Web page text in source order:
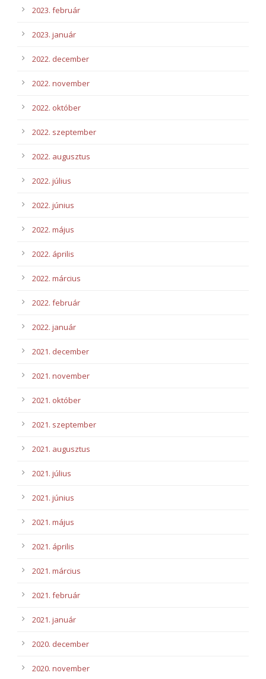
2023. február
2023. január
2022. december
2022. november
2022. október
2022. szeptember
2022. augusztus
2022. július
2022. június
2022. május
2022. április
2022. március
2022. február
2022. január
2021. december
2021. november
2021. október
2021. szeptember
2021. augusztus
2021. július
2021. június
2021. május
2021. április
2021. március
2021. február
2021. január
2020. december
2020. november